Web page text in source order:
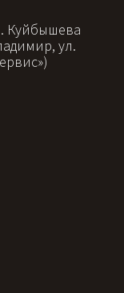
Куйбышева
ул.